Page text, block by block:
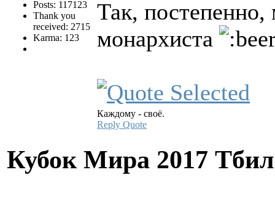
Posts: 117123
Thank you
received: 2715
Karma: 123
Так,
монархиста
Каждому - своё.
Reply Quote
Кубок Мира 2017